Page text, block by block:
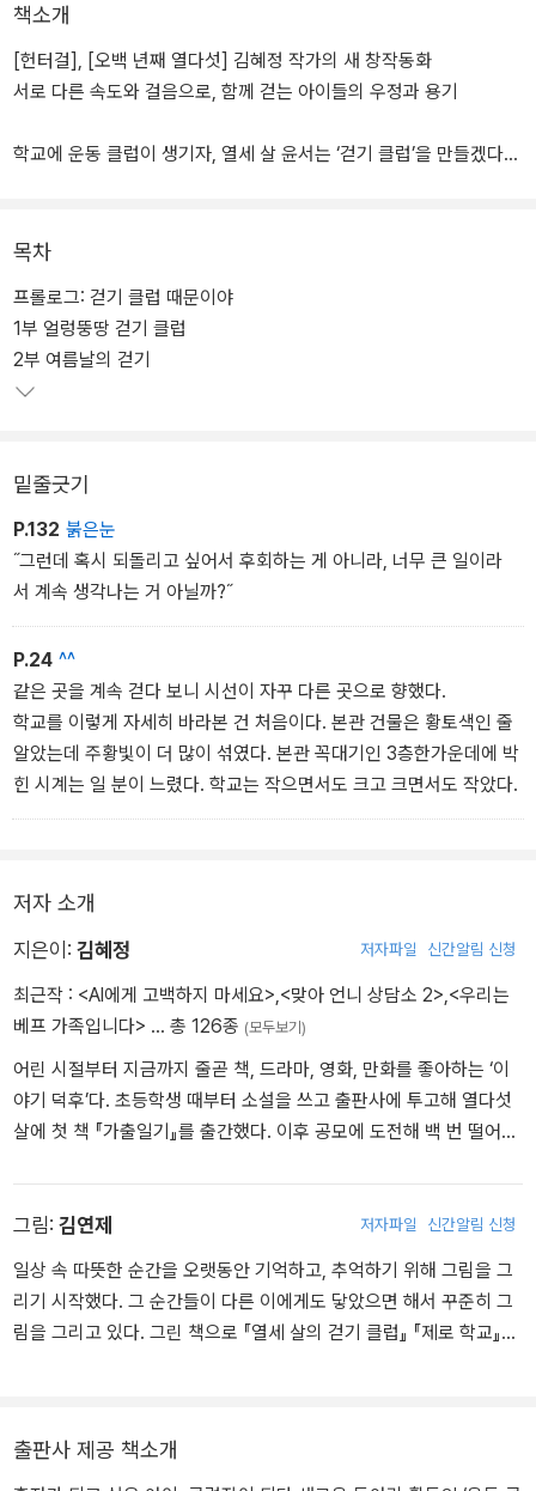
책소개
[헌터걸], [오백 년째 열다섯] 김혜정 작가의 새 창작동화
서로 다른 속도와 걸음으로, 함께 걷는 아이들의 우정과 용기
학교에 운동 클럽이 생기자, 열세 살 윤서는 ‘걷기 클럽’을 만들겠다고
의 가입자들이 나타나, 윤서는 얼떨결에 클럽장이 된다. 친하지도 않
혜윤, 누구도 뛰는 모습을 본 적 없는 재희, 그리고 ‘걷기 클럽에 가입
한 이유’에다 ‘혼자 할 수 있는 운동이어서’라고 적은 윤서. 성격도 말
투도 고민도 다른 걷기 클럽 아이들은 과연 함께 걸을 수 있을까?
에 가까이 다가가는 연결고리를 발견하는 탁월한 눈을 가졌기 때문이
다. 한동안 독자들을 판타지 세계로 불러낸 작가는 이번 작품에서 어
린이의 현실로 가까이 다가갔다. 현실을 바꾸거나 자유자재로 모습을
바꿀 초능력은 없어도, 걷기 클럽 아이들은 오롯이 두 발을 내디뎌 괴
로운 어제와 만만치 않은 오늘을 당당하게 걸어간다. 지름길도 없고,
뛰어가면 반칙인 ‘걷기’ 세계에서 타인을 앞지르려고 애쓰지 않고, 뒤
처진 친구를 기다리는 걸 당연하게 여기며 자기만의 속도를 깨달아
간다. 『열세 살의 걷기 클럽』은 속도와 경쟁을 중요한 가치인 것처럼
여기는 시대, 사회적 거리두기로 사람과 사람의 거리가 훌쩍 멀어진
바로 오늘, 우리에게 가장 필요한 이야기다.
목차
프롤로그: 걷기 클럽 때문이야
1부 얼렁뚱땅 걷기 클럽
2부 여름날의 걷기
밑줄긋기
P.132 붉은눈
˝그런데 혹시 되돌리고 싶어서 후회하는 게 아니라, 너무 큰 일이라
서 계속 생각나는 거 아닐까?˝
P.24 ^^
같은 곳을 계속 걷다 보니 시선이 자꾸 다른 곳으로 향했다.
학교를 이렇게 자세히 바라본 건 처음이다. 본관 건물은 황토색인 줄
알았는데 주황빛이 더 많이 섞였다. 본관 꼭대기인 3층한가운데에 박
힌 시계는 일 분이 느렸다. 학교는 작으면서도 크고 크면서도 작았다.
저자 소개
지은이: 김혜정 저자파일 신간알림 신청
최근작 : <AI에게 고백하지 마세요>,<맞아 언니 상담소 2>,<우리는
베프 가족입니다> … 총 126종 (모두보기)
어린 시절부터 지금까지 줄곧 책, 드라마, 영화, 만화를 좋아하는 ‘이
야기 덕후’다. 초등학생 때부터 소설을 쓰고 출판사에 투고해 열다섯
살에 첫 책 『가출일기』를 출간했다. 이후 공모에 도전해 백 번 떨어진
설 『하이킹 걸즈』 『판타스틱 걸』 『다이어트 학교』 『오늘의 아이돌』
『이 망할 열네 살』 「오백 년째 열다섯」 시리즈, 에세이 『다행히 괜찮은
어른이 되었습니다』 『흔들리는 십 대를 지탱해 줄 다정한 문장들』 등
많은 작품을 썼다.
그림: 김연제 저자파일 신간알림 신청
일상 속 따뜻한 순간을 오랫동안 기억하고, 추억하기 위해 그림을 그
리기 시작했다. 그 순간들이 다른 이에게도 닿았으면 해서 꾸준히 그
림을 그리고 있다. 그린 책으로 『열세 살의 걷기 클럽』 『제로 학교』
출판사 제공 책소개